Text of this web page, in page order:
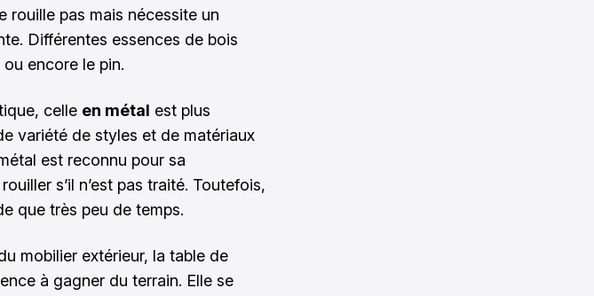
rouille pas mais nécessite un
Différentes essences de bois
encore le pin.
celle en métal est plus
variété de styles et de matériaux
est reconnu pour sa
s’il n’est pas traité. Toutefois,
que très peu de temps.
mobilier extérieur, la table de
à gagner du terrain. Elle se